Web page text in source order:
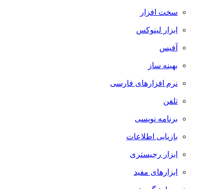
سخت افزار
ابزار لینوکس
آفیس
بهینه ساز
نرم افزارهای فارسی
تلفن
برنامه نویسی
بازیابی اطلاعات
ابزار رجیستری
ابزارهای مفید